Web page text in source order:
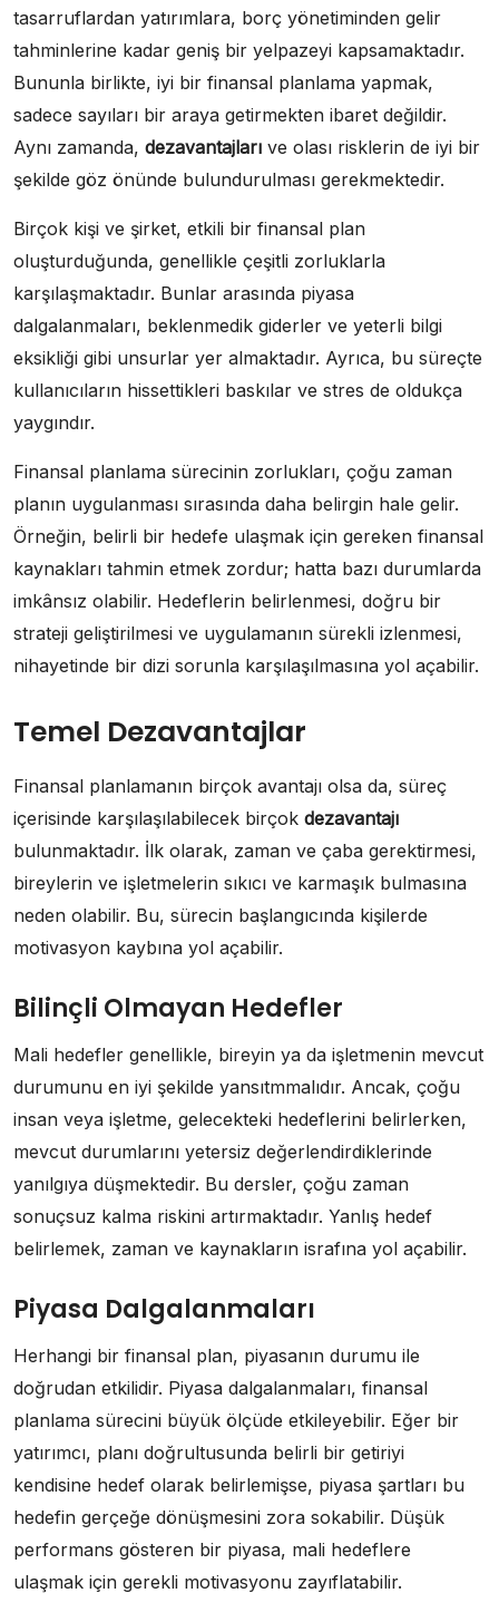
tasarruflardan yatırımlara, borç yönetiminden gelir
tahminlerine kadar geniş bir yelpazeyi kapsamaktadır.
Bununla birlikte, iyi bir finansal planlama yapmak,
sadece sayıları bir araya getirmekten ibaret değildir.
Aynı zamanda, dezavantajları ve olası risklerin de iyi bir
şekilde göz önünde bulundurulması gerekmektedir.
Birçok kişi ve şirket, etkili bir finansal plan
oluşturduğunda, genellikle çeşitli zorluklarla
karşılaşmaktadır. Bunlar arasında piyasa
dalgalanmaları, beklenmedik giderler ve yeterli bilgi
eksikliği gibi unsurlar yer almaktadır. Ayrıca, bu süreçte
kullanıcıların hissettikleri baskılar ve stres de oldukça
yaygındır.
Finansal planlama sürecinin zorlukları, çoğu zaman
planın uygulanması sırasında daha belirgin hale gelir.
Örneğin, belirli bir hedefe ulaşmak için gereken finansal
kaynakları tahmin etmek zordur; hatta bazı durumlarda
imkânsız olabilir. Hedeflerin belirlenmesi, doğru bir
strateji geliştirilmesi ve uygulamanın sürekli izlenmesi,
nihayetinde bir dizi sorunla karşılaşılmasına yol açabilir.
Temel Dezavantajlar
Finansal planlamanın birçok avantajı olsa da, süreç
içerisinde karşılaşılabilecek birçok dezavantajı
bulunmaktadır. İlk olarak, zaman ve çaba gerektirmesi,
bireylerin ve işletmelerin sıkıcı ve karmaşık bulmasına
neden olabilir. Bu, sürecin başlangıcında kişilerde
motivasyon kaybına yol açabilir.
Bilinçli Olmayan Hedefler
Mali hedefler genellikle, bireyin ya da işletmenin mevcut
durumunu en iyi şekilde yansıtmmalıdır. Ancak, çoğu
insan veya işletme, gelecekteki hedeflerini belirlerken,
mevcut durumlarını yetersiz değerlendirdiklerinde
yanılgıya düşmektedir. Bu dersler, çoğu zaman
sonuçsuz kalma riskini artırmaktadır. Yanlış hedef
belirlemek, zaman ve kaynakların israfına yol açabilir.
Piyasa Dalgalanmaları
Herhangi bir finansal plan, piyasanın durumu ile
doğrudan etkilidir. Piyasa dalgalanmaları, finansal
planlama sürecini büyük ölçüde etkileyebilir. Eğer bir
yatırımcı, planı doğrultusunda belirli bir getiriyi
kendisine hedef olarak belirlemişse, piyasa şartları bu
hedefin gerçeğe dönüşmesini zora sokabilir. Düşük
performans gösteren bir piyasa, mali hedeflere
ulaşmak için gerekli motivasyonu zayıflatabilir.